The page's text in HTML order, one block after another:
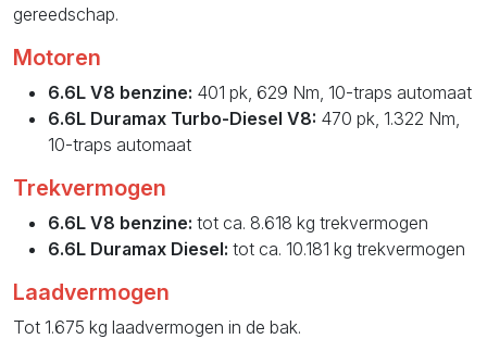
gereedschap.
Motoren
6.6L V8 benzine: 401 pk, 629 Nm, 10-traps automaat
6.6L Duramax Turbo-Diesel V8: 470 pk, 1.322 Nm,
10-traps automaat
Trekvermogen
6.6L V8 benzine: tot ca. 8.618 kg trekvermogen
6.6L Duramax Diesel: tot ca. 10.181 kg trekvermogen
Laadvermogen
Tot 1.675 kg laadvermogen in de bak.